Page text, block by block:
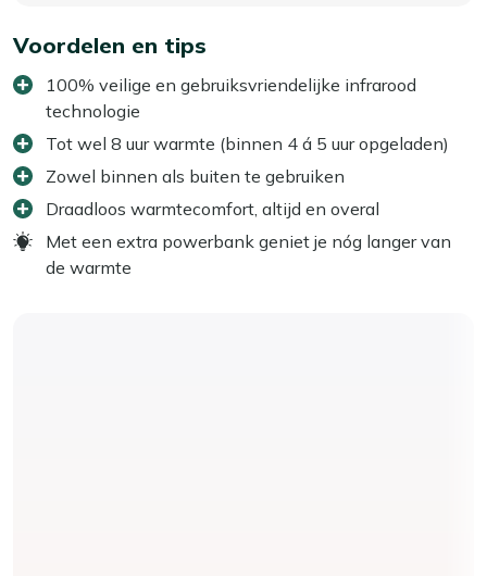
Voordelen en tips
100% veilige en gebruiksvriendelijke infrarood
technologie
Tot wel 8 uur warmte (binnen 4 á 5 uur opgeladen)
Zowel binnen als buiten te gebruiken
Draadloos warmtecomfort, altijd en overal
Met een extra powerbank geniet je nóg langer van
de warmte